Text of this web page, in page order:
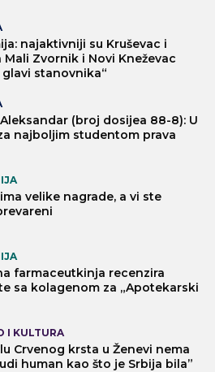
najaktivniji su Kruševac i
Mali Zvornik i Novi Kneževac
glavi stanovnika“
Aleksandar (broj dosijea 88-8): U
najboljim studentom prava
velike nagrade, a vi ste
farmaceutkinja recenzira
sa kolagenom za „Apotekarski
I KULTURA
Crvenog krsta u Ženevi nema
human kao što je Srbija bila”